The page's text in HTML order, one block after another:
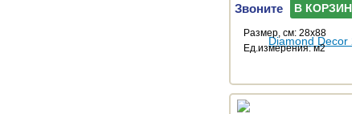
Звоните В КОРЗИНУ
Размер, см: 28x88
Ед.измерения: м2